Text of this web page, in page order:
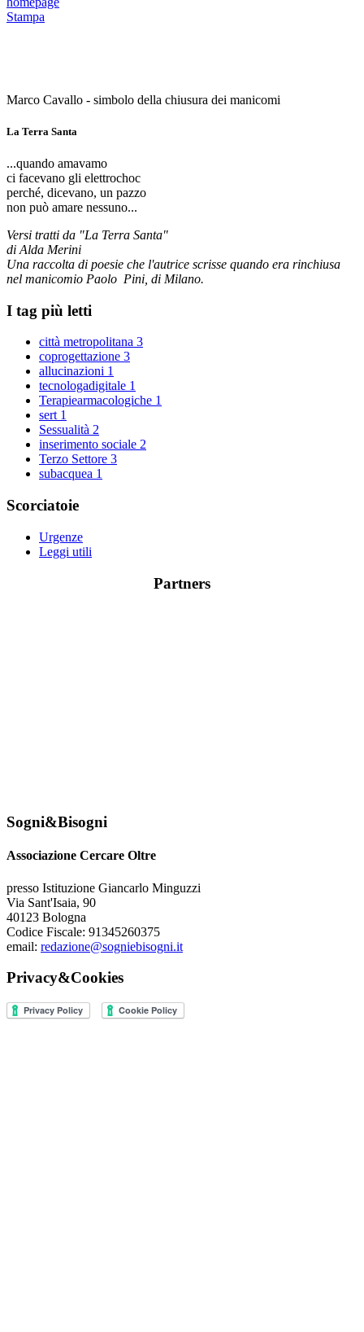
Stampa
Marco Cavallo - simbolo della chiusura dei manicomi
La Terra Santa
...quando amavamo
ci facevano gli elettrochoc
perché, dicevano, un pazzo
non può amare nessuno...
Versi tratti da "La Terra Santa"
di Alda Merini
Una raccolta di poesie che l'autrice scrisse quando era rinchiusa
nel manicomio Paolo Pini, di Milano.
I tag più letti
città metropolitana 3
coprogettazione 3
allucinazioni 1
tecnologadigitale 1
Terapiearmacologiche 1
sert 1
Sessualità 2
inserimento sociale 2
Terzo Settore 3
subacquea 1
Scorciatoie
Urgenze
Leggi utili
Partners
Sogni&Bisogni
Associazione Cercare Oltre
presso Istituzione Giancarlo Minguzzi
Via Sant'Isaia, 90
40123 Bologna
Codice Fiscale: 91345260375
email: redazione@sogniebisogni.it
Privacy&Cookies